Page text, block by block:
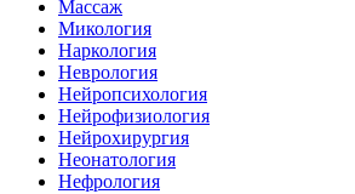
Массаж
Микология
Наркология
Неврология
Нейропсихология
Нейрофизиология
Нейрохирургия
Неонатология
Нефрология